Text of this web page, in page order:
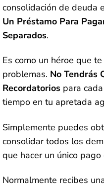
consolidación de deuda
Un Préstamo Para
Separados.
Es como un héroe que
problemas. No Tendrás
Recordatorios para
tiempo en tu apretada
Simplemente puedes
consolidar todos los
que hacer un único pago
Normalmente recibes